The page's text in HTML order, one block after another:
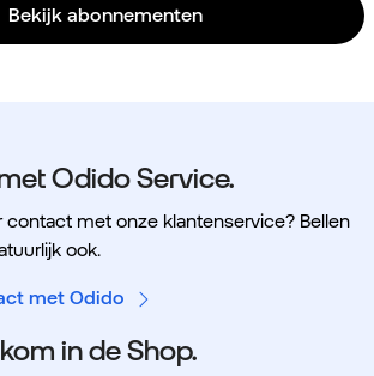
Bekijk abonnementen
Odido Service.
contact met onze klantenservice? Bellen
ook.
met Odido
in de Shop.